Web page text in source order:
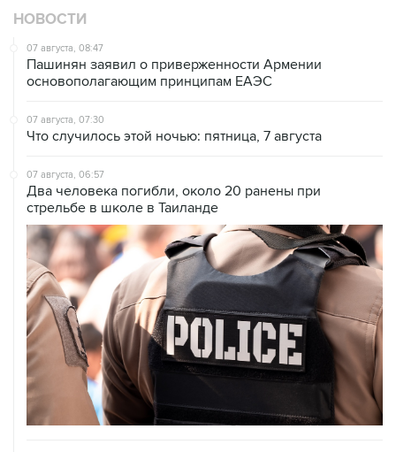
НОВОСТИ
07 августа, 08:47
Пашинян заявил о приверженности Армении
основополагающим принципам ЕАЭС
07 августа, 07:30
Что случилось этой ночью: пятница, 7 августа
07 августа, 06:57
Два человека погибли, около 20 ранены при
стрельбе в школе в Таиланде